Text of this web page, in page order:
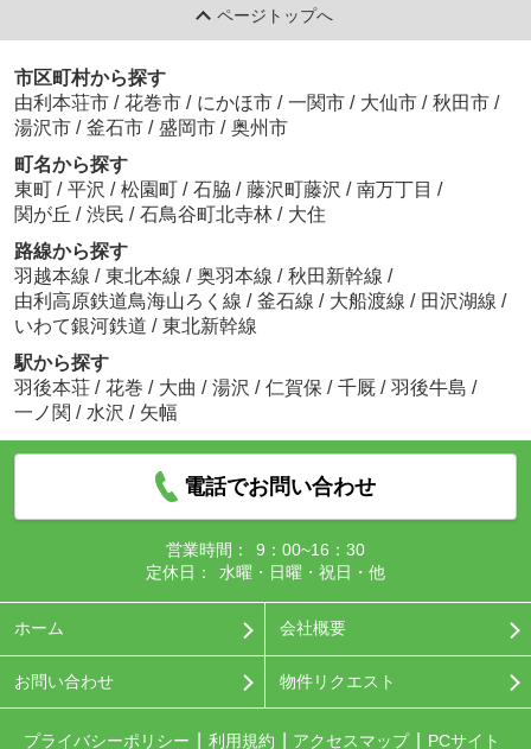
ページトップへ
市区町村から探す
由利本荘市 / 花巻市 / にかほ市 / 一関市 / 大仙市 / 秋田市 /
湯沢市 / 釜石市 / 盛岡市 / 奥州市
町名から探す
東町 / 平沢 / 松園町 / 石脇 / 藤沢町藤沢 / 南万丁目 /
関が丘 / 渋民 / 石鳥谷町北寺林 / 大住
路線から探す
羽越本線 / 東北本線 / 奥羽本線 / 秋田新幹線 /
由利高原鉄道鳥海山ろく線 / 釜石線 / 大船渡線 / 田沢湖線 /
いわて銀河鉄道 / 東北新幹線
駅から探す
羽後本荘 / 花巻 / 大曲 / 湯沢 / 仁賀保 / 千厩 / 羽後牛島 /
一ノ関 / 水沢 / 矢幅
電話でお問い合わせ
営業時間：
9：00~16：30
定休日：
水曜・日曜・祝日・他
ホーム 会社概要
お問い合わせ 物件リクエスト
プライバシーポリシー 利用規約 アクセスマップ PCサイト